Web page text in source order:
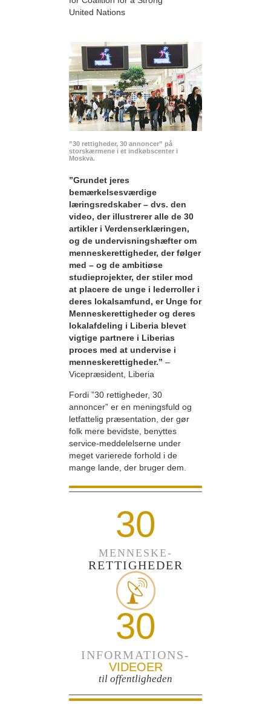
United Nations
”30 rettigheder, 30 annoncer” på
storskærmene i et indkøbscenter i
Moskva.
”Grundet jeres
bemærkelsesværdige
læringsredskaber – dvs. den
video, der illustrerer alle de 30
artikler i Verdenserklæringen,
og de undervisningshæfter om
menneskerettigheder, der følger
med – og de ambitiøse
studieprojekter, der stiler mod
at placere de unge i lederroller i
deres lokalsamfund, er Unge for
Menneskerettigheder og deres
lokalafdeling i Liberia blevet
vigtige partnere i Liberias
proces med at undervise i
menneskerettigheder.” –
Vicepræsident, Liberia
Fordi ”30 rettigheder, 30
annoncer” er en meningsfuld og
letfattelig præsentation, der gør
folk mere bevidste, benyttes
service-meddelelserne under
meget varierede forhold i de
mange lande, der bruger dem.
30
MENNESKE-
RETTIGHEDER
30
INFORMATIONS-
VIDEOER
til offentligheden